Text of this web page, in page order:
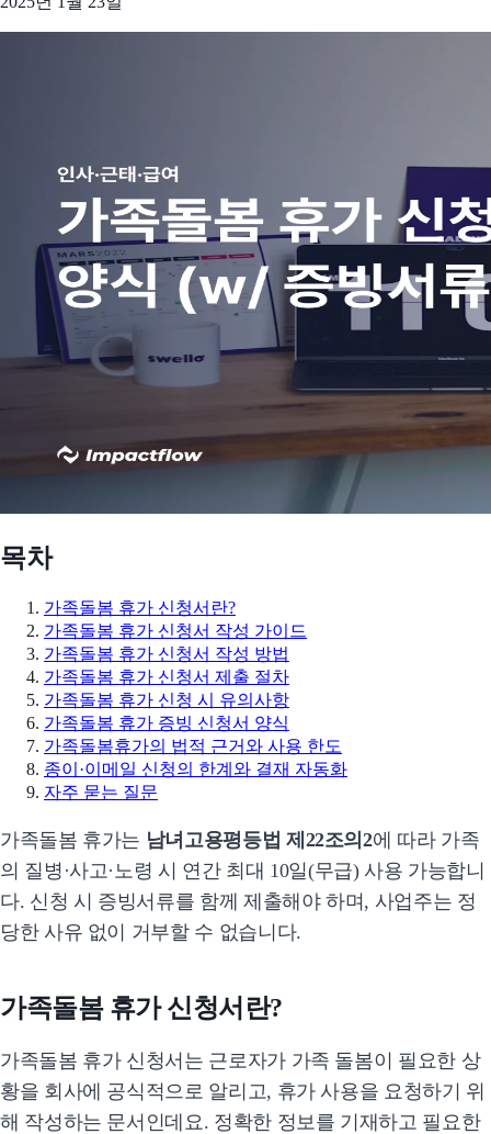
목차
가족돌봄 휴가 신청서란?
가족돌봄 휴가 신청서 작성 가이드
가족돌봄 휴가 신청서 작성 방법
가족돌봄 휴가 신청서 제출 절차
가족돌봄 휴가 신청 시 유의사항
가족돌봄 휴가 증빙 신청서 양식
가족돌봄휴가의 법적 근거와 사용 한도
종이·이메일 신청의 한계와 결재 자동화
자주 묻는 질문
가족돌봄 휴가는 남녀고용평등법 제22조의2에 따라 가족
의 질병·사고·노령 시 연간 최대 10일(무급) 사용 가능합니
다. 신청 시 증빙서류를 함께 제출해야 하며, 사업주는 정
당한 사유 없이 거부할 수 없습니다.
가족돌봄 휴가 신청서란?
가족돌봄 휴가 신청서는 근로자가 가족 돌봄이 필요한 상
황을 회사에 공식적으로 알리고, 휴가 사용을 요청하기 위
해 작성하는 문서인데요. 정확한 정보를 기재하고 필요한